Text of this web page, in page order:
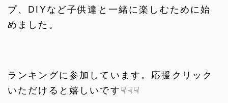
プ、DIYなど子供達と一緒に楽しむために始
めました。
ランキングに参加しています。応援クリック
いただけると嬉しいです☟☟☟